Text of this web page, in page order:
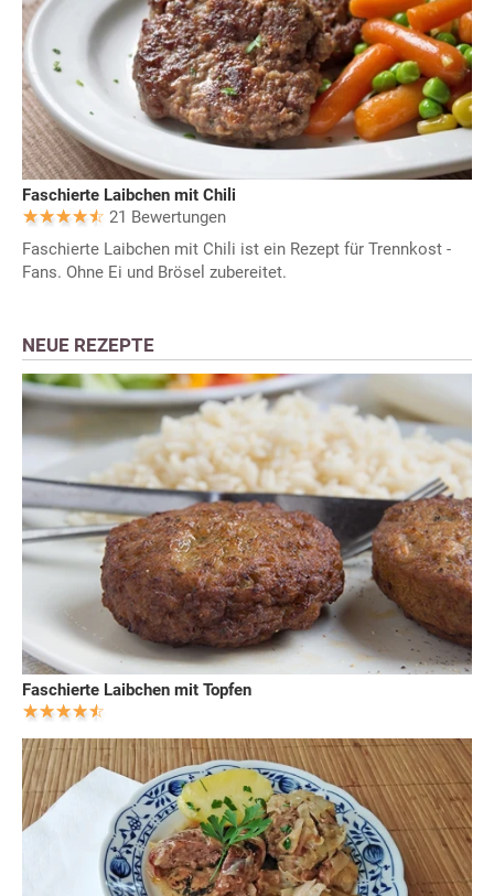
Faschierte Laibchen mit Chili
21 Bewertungen
Faschierte Laibchen mit Chili ist ein Rezept für Trennkost -
Fans. Ohne Ei und Brösel zubereitet.
NEUE REZEPTE
Faschierte Laibchen mit Topfen